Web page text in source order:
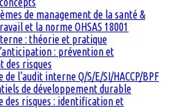
de management de la santé &
et la norme OHSAS 18001
: théorie et pratique
: prévention et
des risques
de l’audit interne Q/S/E/SI/HACCP/BPF
de développement durable
des risques : identification et